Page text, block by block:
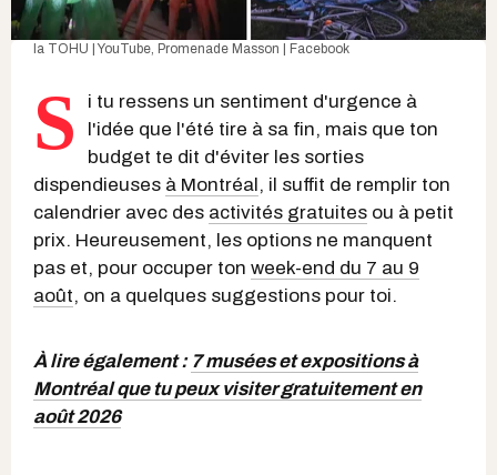
la TOHU | YouTube Promenade Masson | Facebook
S
i tu ressens un sentiment d'urgence à
l'idée que l'été tire à sa fin, mais que ton
budget te dit d'éviter les sorties
dispendieuses à Montréal, il suffit de remplir ton
calendrier avec des activités gratuites ou à petit
prix. Heureusement, les options ne manquent
pas et, pour occuper ton week-end du 7 au 9
août, on a quelques suggestions pour toi.
À lire également : 7 musées et expositions à
Montréal que tu peux visiter gratuitement en
août 2026